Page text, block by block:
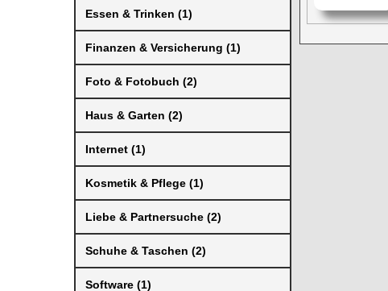
Essen & Trinken (1)
Finanzen & Versicherung (1)
Foto & Fotobuch (2)
Haus & Garten (2)
Internet (1)
Kosmetik & Pflege (1)
Liebe & Partnersuche (2)
Schuhe & Taschen (2)
Software (1)